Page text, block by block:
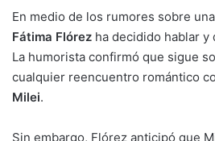
En medio de los rumores sobre
Fátima Flórez ha decidido hablar y
La humorista confirmó que sigue
cualquier reencuentro romántico
Milei.
Sin embargo, Flórez anticipó que